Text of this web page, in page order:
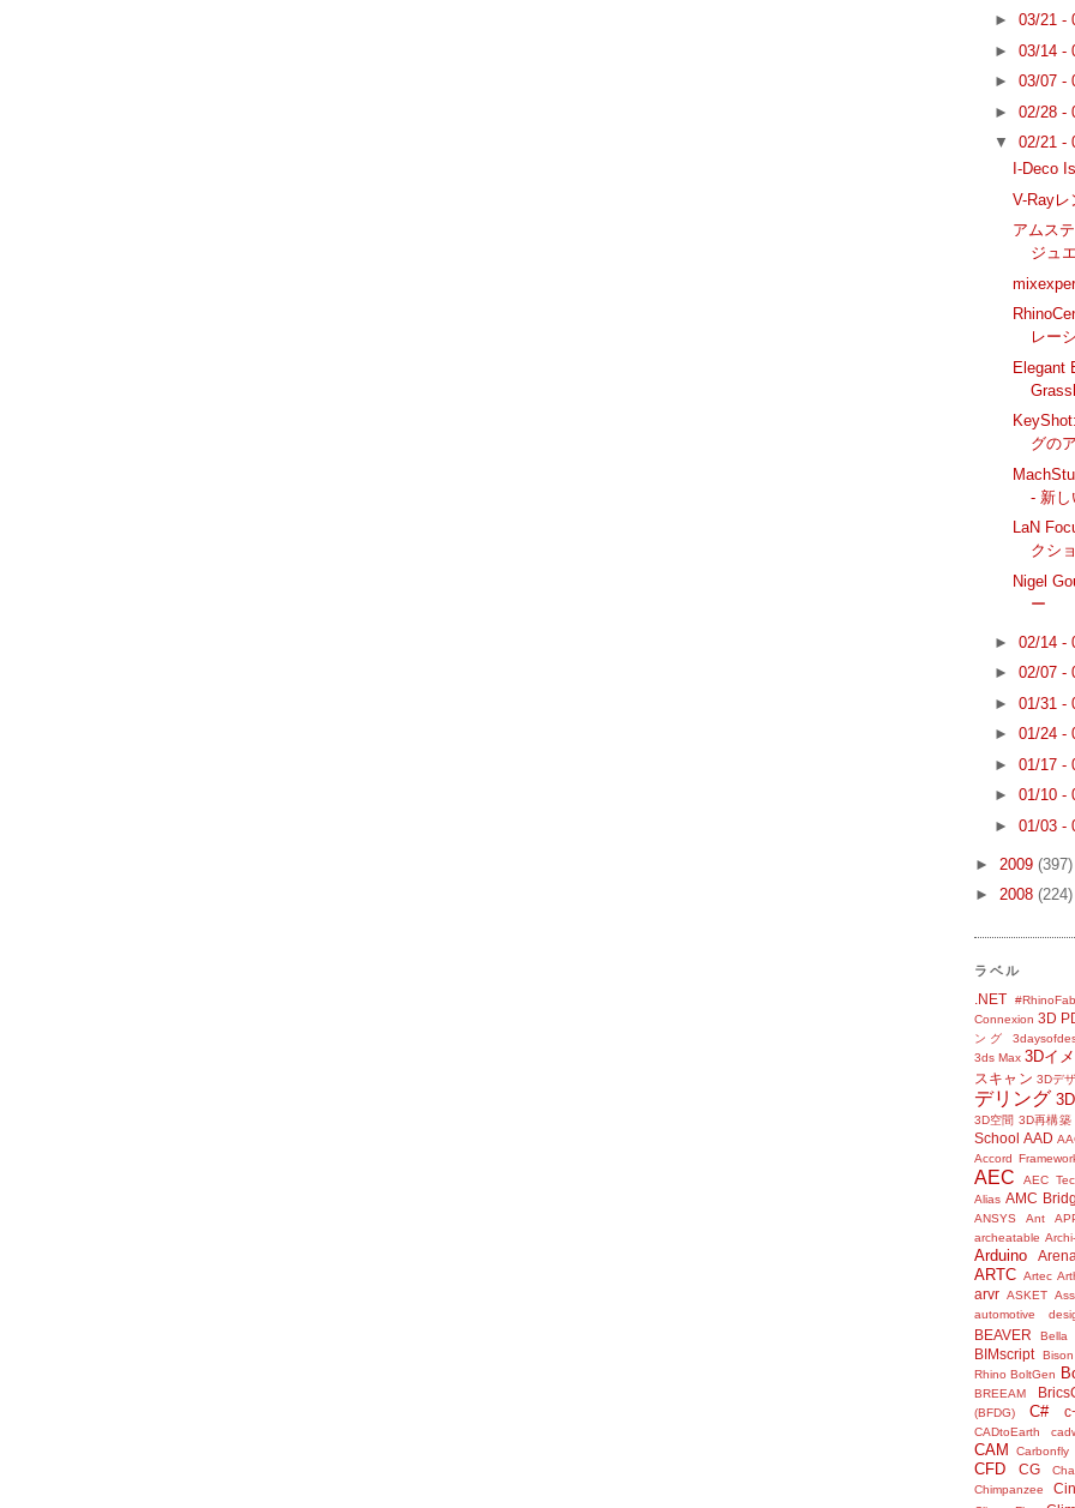
► 03/21 -
► 03/14 -
► 03/07 -
► 02/28 -
▼ 02/21 -
I-Deco
V-Ray
アムス
ジュ
レー
Elegant
グの
- 新
LaN
クシ
Nigel
ー
► 02/14 -
► 02/07 -
► 01/31 -
► 01/24 -
► 01/17 -
► 01/10 -
► 01/03 -
► 2009 (397)
► 2008 (224)
ラベル
.NET
Connexion 3D
ング
3ds Max 3Dイ
スキャン 3Dデ
デリング
3D空間 3D再構築
School AAD
Accord
AEC
AEC
Alias AMC
ANSYS Ant
archeatable
Arduino
ARTC Artec
arvr ASKET
automotive
BEAVER Bella
BIMscript
Bison
Rhino BoltGen
BREEAM
(BFDG) C#
CADtoEarth
CAM Carbonfly
CFD CG
Chimpanzee